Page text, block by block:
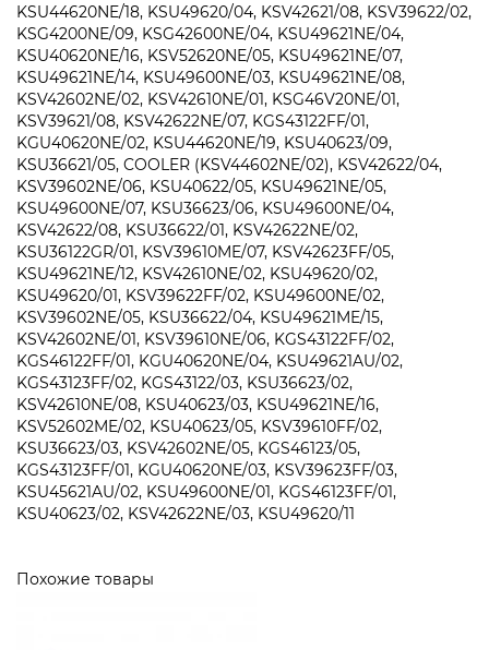
KSU44620NE/18, KSU49620/04, KSV42621/08, KSV39622/02,
KSG4200NE/09, KSG42600NE/04, KSU49621NE/04,
KSU40620NE/16, KSV52620NE/05, KSU49621NE/07,
KSU49621NE/14, KSU49600NE/03, KSU49621NE/08,
KSV42602NE/02, KSV42610NE/01, KSG46V20NE/01,
KSV39621/08, KSV42622NE/07, KGS43122FF/01,
KGU40620NE/02, KSU44620NE/19, KSU40623/09,
KSU36621/05, COOLER (KSV44602NE/02), KSV42622/04,
KSV39602NE/06, KSU40622/05, KSU49621NE/05,
KSU49600NE/07, KSU36623/06, KSU49600NE/04,
KSV42622/08, KSU36622/01, KSV42622NE/02,
KSU36122GR/01, KSV39610ME/07, KSV42623FF/05,
KSU49621NE/12, KSV42610NE/02, KSU49620/02,
KSU49620/01, KSV39622FF/02, KSU49600NE/02,
KSV39602NE/05, KSU36622/04, KSU49621ME/15,
KSV42602NE/01, KSV39610NE/06, KGS43122FF/02,
KGS46122FF/01, KGU40620NE/04, KSU49621AU/02,
KGS43123FF/02, KGS43122/03, KSU36623/02,
KSV42610NE/08, KSU40623/03, KSU49621NE/16,
KSV52602ME/02, KSU40623/05, KSV39610FF/02,
KSU36623/03, KSV42602NE/05, KGS46123/05,
KGS43123FF/01, KGU40620NE/03, KSV39623FF/03,
KSU45621AU/02, KSU49600NE/01, KGS46123FF/01,
KSU40623/02, KSV42622NE/03, KSU49620/11
Похожие товары